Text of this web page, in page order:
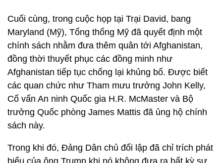
Cuối cùng, trong cuộc họp tại Trại David, bang
Maryland (Mỹ), Tổng thống Mỹ đã quyết định một
chính sách nhằm đưa thêm quân tới Afghanistan,
đồng thời thuyết phục các đồng minh như
Afghanistan tiếp tục chống lại khủng bố. Được biết
các quan chức như Tham mưu trưởng John Kelly,
Cố vấn An ninh Quốc gia H.R. McMaster và Bộ
trưởng Quốc phòng James Mattis đã ủng hộ chính
sách này.
Trong khi đó, Đảng Dân chủ đối lập đã chỉ trích phát
biểu của ông Trump khi nó không đưa ra bất kỳ sự